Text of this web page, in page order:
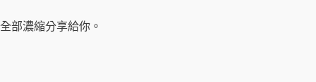
全部濃縮分享給你。